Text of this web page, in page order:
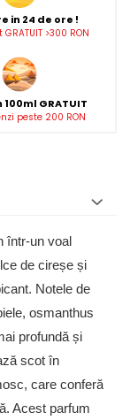
in 24 de ore !
>300 RON
GRATUIT
peste 200 RON
într-un voal
de cireșe și
Notele de
osmanthus
profundă și
scot în
care conferă
Acest parfum